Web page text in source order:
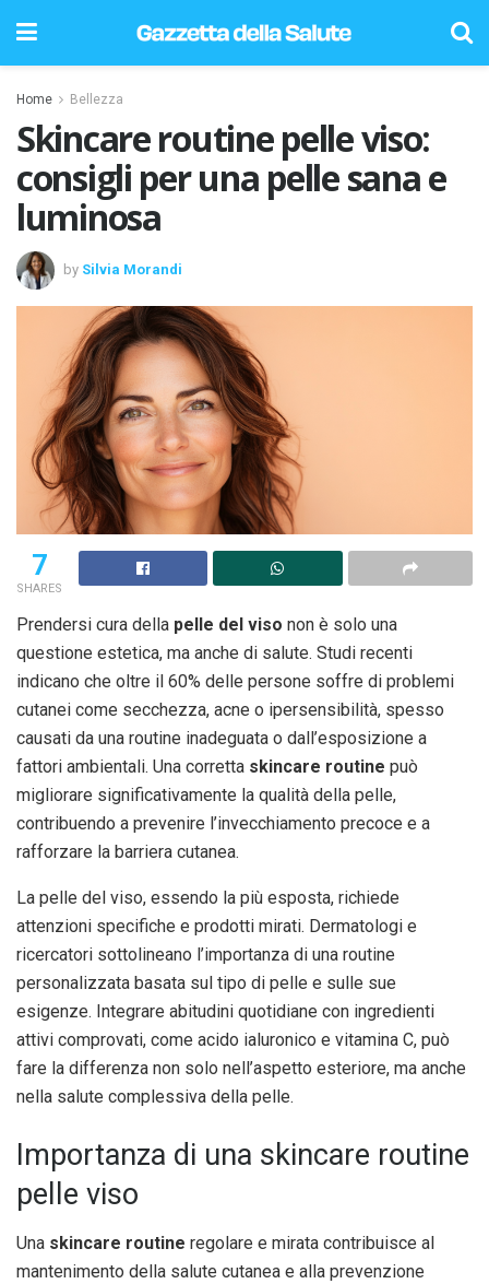
Home Bellezza
Skincare routine pelle viso:
consigli per una pelle sana e
luminosa
by Silvia Morandi
7
SHARES
Prendersi cura della pelle del viso non è solo una
questione estetica, ma anche di salute. Studi recenti
indicano che oltre il 60% delle persone soffre di problemi
cutanei come secchezza, acne o ipersensibilità, spesso
causati da una routine inadeguata o dall’esposizione a
fattori ambientali. Una corretta skincare routine può
migliorare significativamente la qualità della pelle,
contribuendo a prevenire l’invecchiamento precoce e a
rafforzare la barriera cutanea.
La pelle del viso, essendo la più esposta, richiede
attenzioni specifiche e prodotti mirati. Dermatologi e
ricercatori sottolineano l’importanza di una routine
personalizzata basata sul tipo di pelle e sulle sue
esigenze. Integrare abitudini quotidiane con ingredienti
attivi comprovati, come acido ialuronico e vitamina C, può
fare la differenza non solo nell’aspetto esteriore, ma anche
nella salute complessiva della pelle.
Importanza di una skincare routine
pelle viso
Una skincare routine regolare e mirata contribuisce al
mantenimento della salute cutanea e alla prevenzione